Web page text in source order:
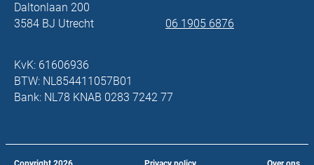
Daltonlaan 200
3584 BJ Utrecht
06 1905 6876
KvK: 61606936
BTW: NL854411057B01
Bank: NL78 KNAB 0283 7242 77